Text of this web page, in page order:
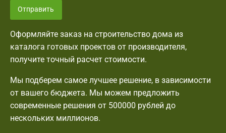
Отправить
Оформляйте заказ на строительство дома из
каталога готовых проектов от производителя,
получите точный расчет стоимости.
Мы подберем самое лучшее решение, в зависимости
от вашего бюджета. Мы можем предложить
современные решения от 500000 рублей до
нескольких миллионов.